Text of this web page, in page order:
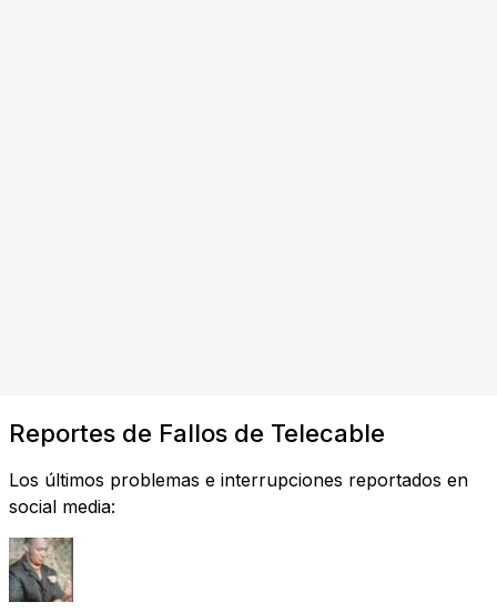
Reportes de Fallos de Telecable
Los últimos problemas e interrupciones reportados en
social media: